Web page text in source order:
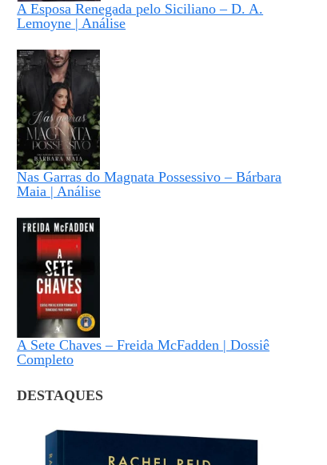
A Esposa Renegada pelo Siciliano – D. A.
Lemoyne | Análise
Nas Garras do Magnata Possessivo – Bárbara
Maia | Análise
A Sete Chaves – Freida McFadden | Dossiê
Completo
DESTAQUES